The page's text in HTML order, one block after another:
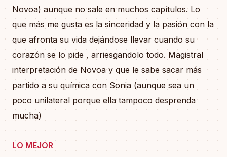
Novoa) aunque no sale en muchos capítulos. Lo
que más me gusta es la sinceridad y la pasión con la
que afronta su vida dejándose llevar cuando su
corazón se lo pide , arriesgandolo todo. Magistral
interpretación de Novoa y que le sabe sacar más
partido a su química con Sonia (aunque sea un
poco unilateral porque ella tampoco desprenda
mucha)
LO MEJOR